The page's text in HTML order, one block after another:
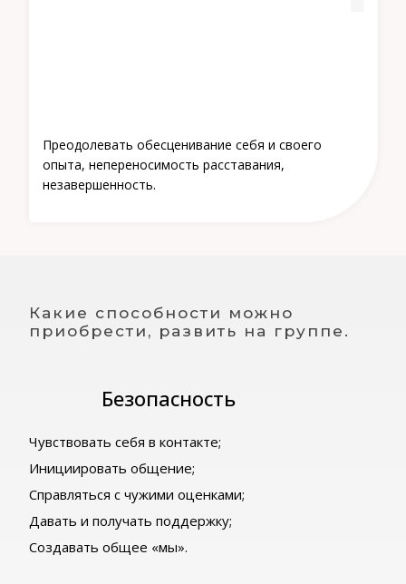
Преодолевать обесценивание себя и своего
опыта, непереносимость расставания,
незавершенность.
Какие способности можно
приобрести, развить на группе.
Безопасность
Чувствовать себя в контакте;
Инициировать общение;
Справляться с чужими оценками;
Давать и получать поддержку;
Создавать общее «мы».